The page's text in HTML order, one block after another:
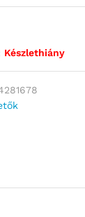
Készlethiány